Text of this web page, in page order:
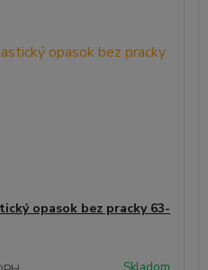
opasok bez pracky 63-